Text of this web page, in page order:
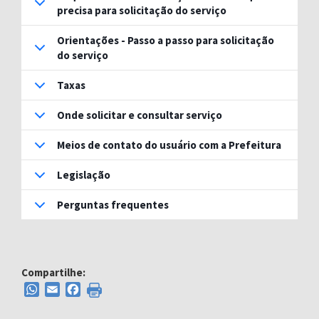
precisa para solicitação do serviço
Orientações - Passo a passo para solicitação
do serviço
Taxas
Onde solicitar e consultar serviço
Meios de contato do usuário com a Prefeitura
Legislação
Perguntas frequentes
Compartilhe:
WhatsApp
EmailFacebook